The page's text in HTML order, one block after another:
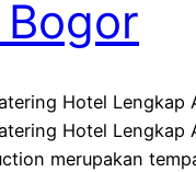
Hotel Lengkap
Hotel Lengkap
merupakan